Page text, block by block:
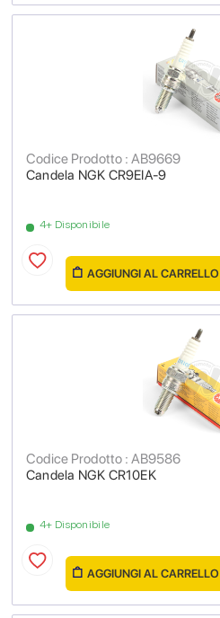
Candela NGK CR9EIA-9
Codice Prodotto : AB9669
4+ Disponibile
AGGIUNGI AL CARRELLO
Candela NGK CR10EK
Codice Prodotto : AB9586
4+ Disponibile
AGGIUNGI AL CARRELLO